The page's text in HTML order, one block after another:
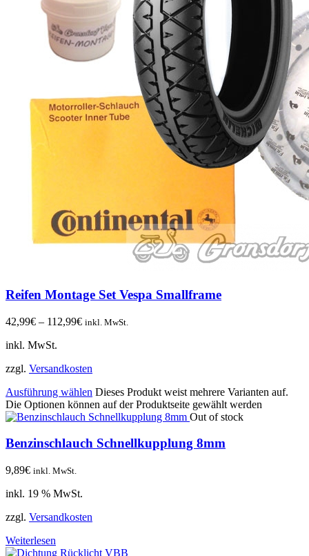
Reifen Montage Set Vespa Smallframe
42,99€ – 112,99€ inkl. MwSt.
inkl. MwSt.
zzgl. Versandkosten
Ausführung wählen Dieses Produkt weist mehrere Varianten auf.
Die Optionen können auf der Produktseite gewählt werden
Out of stock
Benzinschlauch Schnellkupplung 8mm
9,89€ inkl. MwSt.
inkl. 19 % MwSt.
zzgl. Versandkosten
Weiterlesen